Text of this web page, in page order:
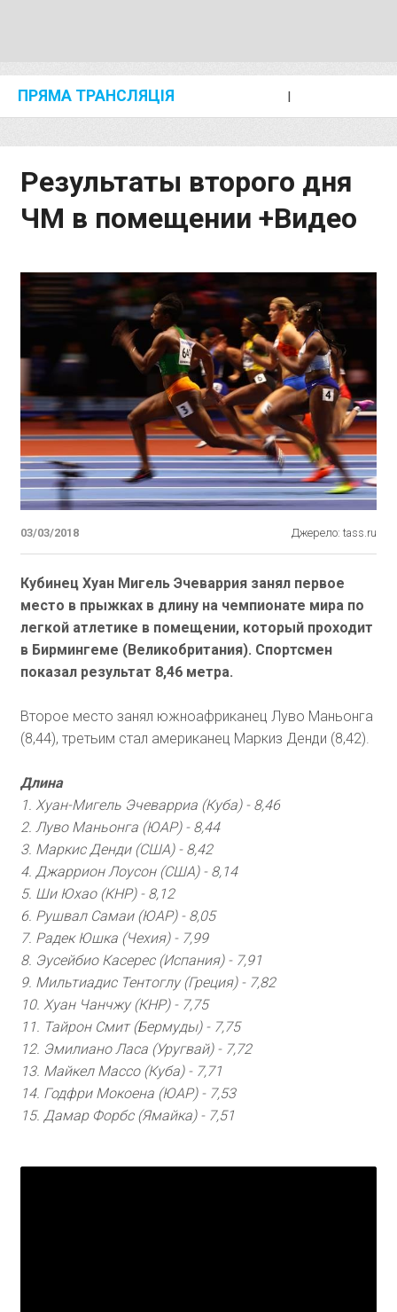
ПРЯМА ТРАНСЛЯЦІЯ I
Результаты второго дня
ЧМ в помещении +Видео
03/03/2018 Джерело: tass.ru
Кубинец Хуан Мигель Эчеваррия занял первое
место в прыжках в длину на чемпионате мира по
легкой атлетике в помещении, который проходит
в Бирмингеме (Великобритания). Спортсмен
показал результат 8,46 метра.
Второе место занял южноафриканец Луво Маньонга
(8,44), третьим стал американец Маркиз Денди (8,42).
Длина
1. Хуан-Мигель Эчеварриа (Куба) - 8,46
2. Луво Маньонга (ЮАР) - 8,44
3. Маркис Денди (США) - 8,42
4. Джаррион Лоусон (США) - 8,14
5. Ши Юхао (КНР) - 8,12
6. Рушвал Самаи (ЮАР) - 8,05
7. Радек Юшка (Чехия) - 7,99
8. Эусейбио Касерес (Испания) - 7,91
9. Мильтиадис Тентоглу (Греция) - 7,82
10. Хуан Чанчжу (КНР) - 7,75
11. Тайрон Смит (Бермуды) - 7,75
12. Эмилиано Ласа (Уругвай) - 7,72
13. Майкел Массо (Куба) - 7,71
14. Годфри Мокоена (ЮАР) - 7,53
15. Дамар Форбс (Ямайка) - 7,51